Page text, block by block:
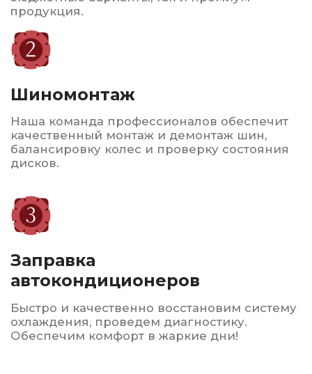
Быстро и качественно восстановим систему
охлаждения, проведем диагностику.
Автострахование
ОСАГО и КАСКО по выгодным ценам
Консультация и
подбор
Наши эксперты помогут вам выбрать
от вашего автомобиля и условий
эксплуатации.
Сервисное